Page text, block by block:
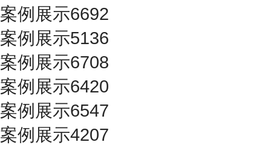
案例展示6692
案例展示5136
案例展示6708
案例展示6420
案例展示6547
案例展示4207